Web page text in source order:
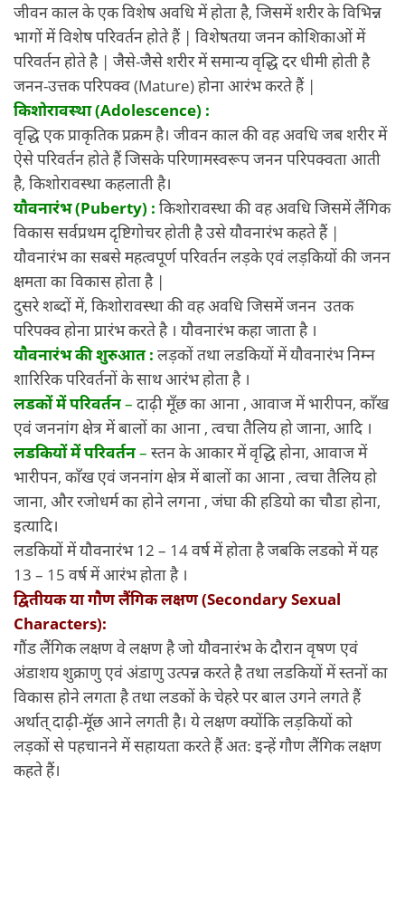
जीवन काल के एक विशेष अवधि में होता है, जिसमें शरीर के विभिन्न
भागों में विशेष परिवर्तन होते हैं | विशेषतया जनन कोशिकाओं में
परिवर्तन होते है | जैसे-जैसे शरीर में समान्य वृद्धि दर धीमी होती है
जनन-उत्तक परिपक्व (Mature) होना आरंभ करते हैं |
किशोरावस्था (Adolescence) :
वृद्धि एक प्राकृतिक प्रक्रम है। जीवन काल की वह अवधि जब शरीर में
ऐसे परिवर्तन होते हैं जिसके परिणामस्वरूप जनन परिपक्वता आती
है, किशोरावस्था कहलाती है।
यौवनारंभ (Puberty) : किशोरावस्था की वह अवधि जिसमें लैंगिक
विकास सर्वप्रथम दृष्टिगोचर होती है उसे यौवनारंभ कहते हैं |
यौवनारंभ का सबसे महत्वपूर्ण परिवर्तन लड़के एवं लड़कियों की जनन
क्षमता का विकास होता है |
दुसरे शब्दों में, किशोरावस्था की वह अवधि जिसमें जनन उतक
परिपक्व होना प्रारंभ करते है । यौवनारंभ कहा जाता है ।
यौवनारंभ की शुरुआत : लड़कों तथा लडकियों में यौवनारंभ निम्न
शारिरिक परिवर्तनों के साथ आरंभ होता है ।
लडकों में परिवर्तन– दाढ़ी मूँछ का आना , आवाज में भारीपन, काँख
एवं जननांग क्षेत्र में बालों का आना , त्वचा तैलिय हो जाना, आदि ।
लडकियों में परिवर्तन– स्तन के आकार में वृद्धि होना, आवाज में
भारीपन, काँख एवं जननांग क्षेत्र में बालों का आना , त्वचा तैलिय हो
जाना, और रजोधर्म का होने लगना , जंघा की हडियो का चौडा होना,
इत्यादि।
लडकियों में यौवनारंभ 12 – 14 वर्ष में होता है जबकि लडको में यह
13 – 15 वर्ष में आरंभ होता है ।
द्वितीयक या गौण लैंगिक लक्षण (Secondary Sexual
Characters):
गौंड लैंगिक लक्षण वे लक्षण है जो यौवनारंभ के दौरान वृषण एवं
अंडाशय शुक्राणु एवं अंडाणु उत्पन्न करते है तथा लडकियों में स्तनों का
विकास होने लगता है तथा लडकों के चेहरे पर बाल उगने लगते हैं
अर्थात् दाढ़ी-मूॅछ आने लगती है। ये लक्षण क्योंकि लड़कियों को
लड़कों से पहचानने में सहायता करते हैं अतः इन्हें गौण लैंगिक लक्षण
कहते हैं।